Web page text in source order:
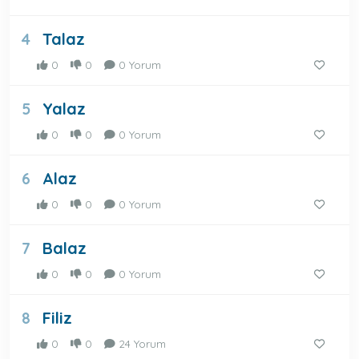
4 Talaz
0 0 0 Yorum
5 Yalaz
0 0 0 Yorum
6 Alaz
0 0 0 Yorum
7 Balaz
0 0 0 Yorum
8 Filiz
0 0 24 Yorum